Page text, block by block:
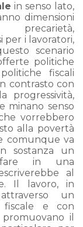
in senso lato,
dimensioni
precarietà,
per i lavoratori,
scenario
politiche
fiscali
contrasto con
progressività,
minano senso
vorrebbero
alla povertà
comunque va
sostanza un
in una
al
Il lavoro, in
un
e con
il